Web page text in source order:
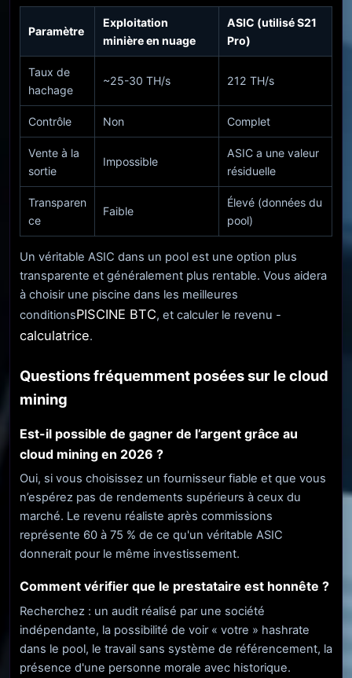
Paramètre
Exploitation
minière en nuage
ASIC (utilisé S21
Pro)
Taux de
hachage
~25-30 TH/s 212 TH/s
Contrôle Non Complet
Vente à la
sortie
Impossible
ASIC a une valeur
résiduelle
Transparen
ce
Faible
Élevé (données du
pool)
Un véritable ASIC dans un pool est une option plus
transparente et généralement plus rentable. Vous aidera
à choisir une piscine dans les meilleures
conditionsPISCINE BTC, et calculer le revenu -
calculatrice.
Questions fréquemment posées sur le cloud
mining
Est-il possible de gagner de l’argent grâce au
cloud mining en 2026 ?
Oui, si vous choisissez un fournisseur fiable et que vous
n’espérez pas de rendements supérieurs à ceux du
marché. Le revenu réaliste après commissions
représente 60 à 75 % de ce qu'un véritable ASIC
donnerait pour le même investissement.
Comment vérifier que le prestataire est honnête ?
Recherchez : un audit réalisé par une société
indépendante, la possibilité de voir « votre » hashrate
dans le pool, le travail sans système de référencement, la
présence d'une personne morale avec historique.